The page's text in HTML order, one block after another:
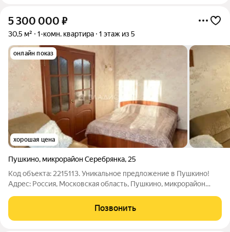
5 300 000 ₽
30,5 м² 1-комн. квартира 1 этаж из 5
онлайн показ
хорошая цена
Пушкино, микрорайон Серебрянка, 25
Код объекта: 2215113. Уникальное предложение в Пушкино!
Адрес: Россия, Московская область, Пушкино, микрорайон
1964. - Материал постройки: монолитный. - Этажность: 5
этажей. - Этаж: 1. -
Позвонить